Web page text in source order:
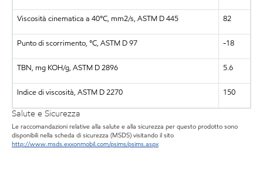
Viscosità cinematica a 40°C, mm2/s, ASTM D 445 82
Punto di scorrimento, °C, ASTM D 97 -18
TBN, mg KOH/g, ASTM D 2896 5.6
Indice di viscosità, ASTM D 2270 150
Salute e Sicurezza
Le raccomandazioni relative alla salute e alla sicurezza per questo prodotto sono
disponibili nella scheda di sicurezza (MSDS) visitando il sito
http://www.msds.exxonmobil.com/psims/psims.aspx